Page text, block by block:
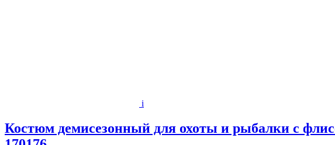
i
Костюм демисезонный для охоты и рыбалки с